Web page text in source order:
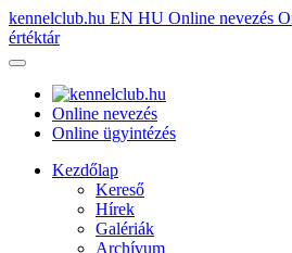
kennelclub.hu EN HU Online nevezés
értéktár
Online nevezés
Online ügyintézés
Kezdőlap
Kereső
Hírek
Galériák
Archívum